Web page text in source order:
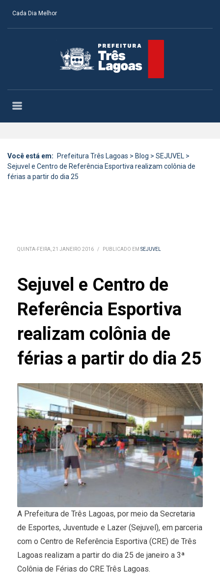
Cada Dia Melhor
Você está em: Prefeitura Três Lagoas > Blog > SEJUVEL >
Sejuvel e Centro de Referência Esportiva realizam colônia de
férias a partir do dia 25
QUINTA-FEIRA, 21 JANEIRO 2016 / PUBLICADO EM SEJUVEL
Sejuvel e Centro de
Referência Esportiva
realizam colônia de
férias a partir do dia 25
A Prefeitura de Três Lagoas, por meio da Secretaria
de Esportes, Juventude e Lazer (Sejuvel), em parceria
com o Centro de Referência Esportiva (CRE) de Três
Lagoas realizam a partir do dia 25 de janeiro a 3ª
Colônia de Férias do CRE Três Lagoas.